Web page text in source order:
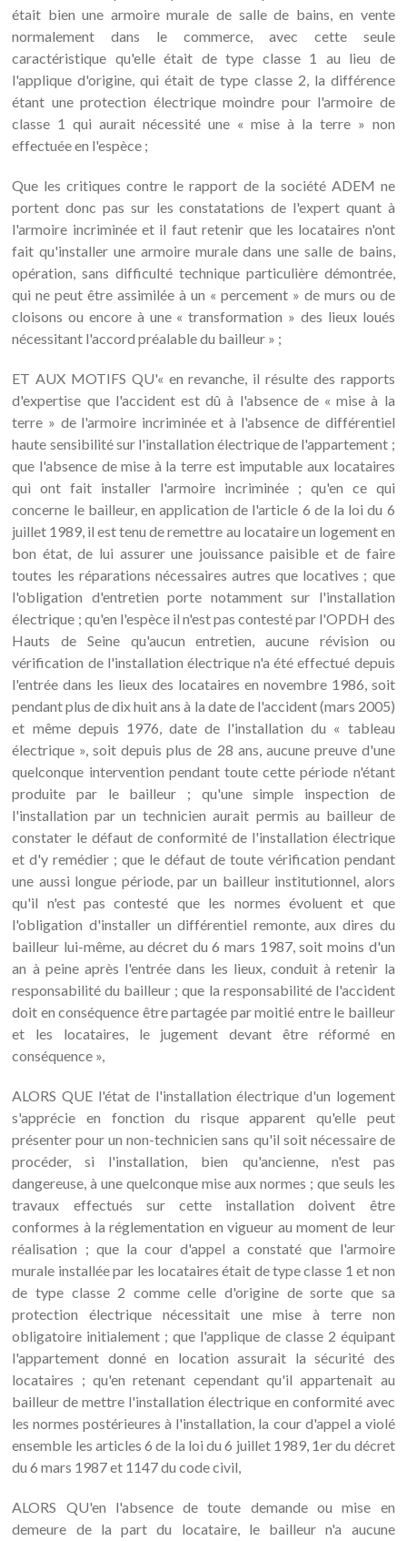
était bien une armoire murale de salle de bains, en vente
normalement dans le commerce, avec cette seule
caractéristique qu'elle était de type classe 1 au lieu de
l'applique d'origine, qui était de type classe 2, la différence
étant une protection électrique moindre pour l'armoire de
classe 1 qui aurait nécessité une « mise à la terre » non
effectuée en l'espèce ;
Que les critiques contre le rapport de la société ADEM ne
portent donc pas sur les constatations de l'expert quant à
l'armoire incriminée et il faut retenir que les locataires n'ont
fait qu'installer une armoire murale dans une salle de bains,
opération, sans difficulté technique particulière démontrée,
qui ne peut être assimilée à un « percement » de murs ou de
cloisons ou encore à une « transformation » des lieux loués
nécessitant l'accord préalable du bailleur » ;
ET AUX MOTIFS QU'« en revanche, il résulte des rapports
d'expertise que l'accident est dû à l'absence de « mise à la
terre » de l'armoire incriminée et à l'absence de différentiel
haute sensibilité sur l'installation électrique de l'appartement ;
que l'absence de mise à la terre est imputable aux locataires
qui ont fait installer l'armoire incriminée ; qu'en ce qui
concerne le bailleur, en application de l'article 6 de la loi du 6
juillet 1989, il est tenu de remettre au locataire un logement en
bon état, de lui assurer une jouissance paisible et de faire
toutes les réparations nécessaires autres que locatives ; que
l'obligation d'entretien porte notamment sur l'installation
électrique ; qu'en l'espèce il n'est pas contesté par l'OPDH des
Hauts de Seine qu'aucun entretien, aucune révision ou
vérification de l'installation électrique n'a été effectué depuis
l'entrée dans les lieux des locataires en novembre 1986, soit
pendant plus de dix huit ans à la date de l'accident (mars 2005)
et même depuis 1976, date de l'installation du « tableau
électrique », soit depuis plus de 28 ans, aucune preuve d'une
quelconque intervention pendant toute cette période n'étant
produite par le bailleur ; qu'une simple inspection de
l'installation par un technicien aurait permis au bailleur de
constater le défaut de conformité de l'installation électrique
et d'y remédier ; que le défaut de toute vérification pendant
une aussi longue période, par un bailleur institutionnel, alors
qu'il n'est pas contesté que les normes évoluent et que
l'obligation d'installer un différentiel remonte, aux dires du
bailleur lui-même, au décret du 6 mars 1987, soit moins d'un
an à peine après l'entrée dans les lieux, conduit à retenir la
responsabilité du bailleur ; que la responsabilité de l'accident
doit en conséquence être partagée par moitié entre le bailleur
et les locataires, le jugement devant être réformé en
conséquence »,
ALORS QUE l'état de l'installation électrique d'un logement
s'apprécie en fonction du risque apparent qu'elle peut
présenter pour un non-technicien sans qu'il soit nécessaire de
procéder, si l'installation, bien qu'ancienne, n'est pas
dangereuse, à une quelconque mise aux normes ; que seuls les
travaux effectués sur cette installation doivent être
conformes à la réglementation en vigueur au moment de leur
réalisation ; que la cour d'appel a constaté que l'armoire
murale installée par les locataires était de type classe 1 et non
de type classe 2 comme celle d'origine de sorte que sa
protection électrique nécessitait une mise à terre non
obligatoire initialement ; que l'applique de classe 2 équipant
l'appartement donné en location assurait la sécurité des
locataires ; qu'en retenant cependant qu'il appartenait au
bailleur de mettre l'installation électrique en conformité avec
les normes postérieures à l'installation, la cour d'appel a violé
ensemble les articles 6 de la loi du 6 juillet 1989, 1er du décret
du 6 mars 1987 et 1147 du code civil,
ALORS QU'en l'absence de toute demande ou mise en
demeure de la part du locataire, le bailleur n'a aucune